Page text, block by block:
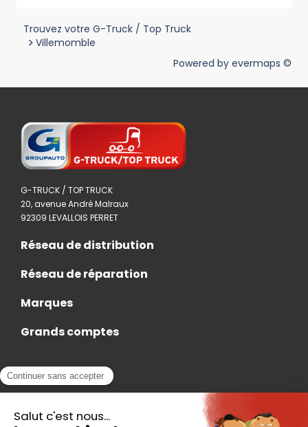
Trouvez votre G-Truck / Top Truck
> Villemomble
Powered by evermaps ©
G-TRUCK / TOP TRUCK
20, avenue André Malraux
92309 LEVALLOIS PERRET
Réseau de distribution
Réseau de réparation
Marques
Grands comptes
Actualités